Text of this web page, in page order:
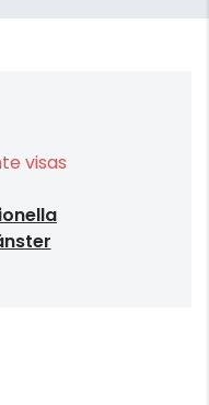
visas